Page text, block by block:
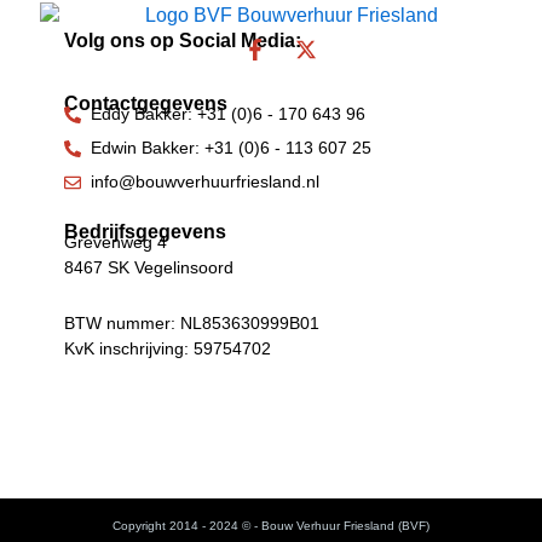
Volg ons op Social Media:
F
e
b
o
o
X
w
i
t
t
Contactgegevens
Eddy Bakker: +31 (0)6 - 170 643 96
Edwin Bakker: +31 (0)6 - 113 607 25
info@bouwverhuurfriesland.nl
Bedrijfsgegevens
Grevenweg 4
8467 SK Vegelinsoord
BTW nummer: NL853630999B01
KvK inschrijving: 59754702
Copyright 2014 - 2024 © - Bouw Verhuur Friesland (BVF)